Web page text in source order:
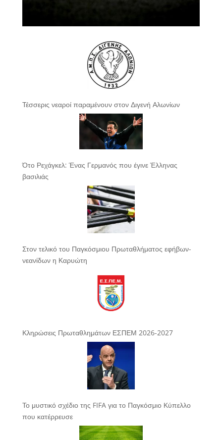
Τέσσερις νεαροί παραμένουν στον Διγενή Αλωνίων
Ότο Ρεχάγκελ: Ένας Γερμανός που έγινε Έλληνας
βασιλιάς
Στον τελικό του Παγκόσμιου Πρωταθλήματος εφήβων-
νεανίδων η Καρυώτη
Κληρώσεις Πρωταθλημάτων ΕΣΠΕΜ 2026-2027
Το μυστικό σχέδιο της FIFA για το Παγκόσμιο Κύπελλο
που κατέρρευσε